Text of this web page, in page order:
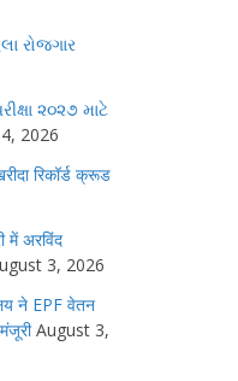
રોજગાર
૨૦૨૭ માટે
2026
रिकॉर्ड क्रूड
में अरविंद
3, 2026
ने EPF वेतन
August 3,